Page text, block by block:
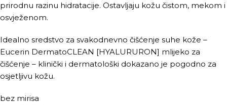
prirodnu razinu hidratacije. Ostavljaju kožu čistom, mekom i
osvježenom.
Idealno sredstvo za svakodnevno čišćenje suhe kože –
Eucerin DermatoCLEAN [HYALURURON] mlijeko za
čišćenje – klinički i dermatološki dokazano je pogodno za
osjetljivu kožu.
bez mirisa